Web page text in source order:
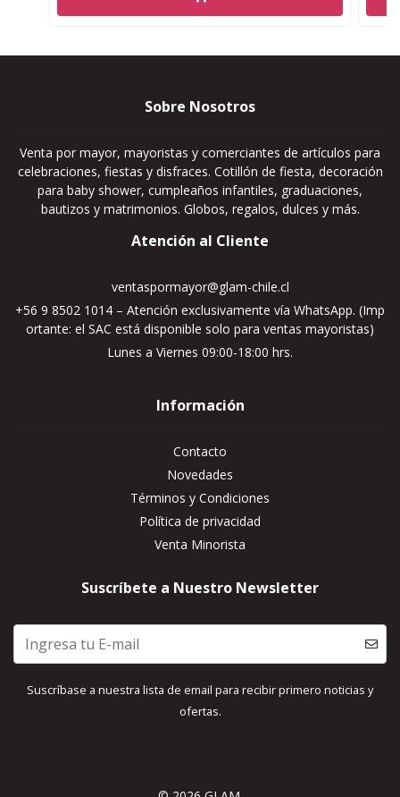
Sobre Nosotros
Venta por mayor, mayoristas y comerciantes de artículos para
celebraciones, fiestas y disfraces. Cotillón de fiesta, decoración
para baby shower, cumpleaños infantiles, graduaciones,
bautizos y matrimonios. Globos, regalos, dulces y más.
Atención al Cliente
ventaspormayor@glam-chile.cl
+56 9 8502 1014 – Atención exclusivamente vía WhatsApp. (Imp
ortante: el SAC está disponible solo para ventas mayoristas)
Lunes a Viernes 09:00-18:00 hrs.
Información
Contacto
Novedades
Términos y Condiciones
Política de privacidad
Venta Minorista
Suscríbete a Nuestro Newsletter
Suscríbase a nuestra lista de email para recibir primero noticias y
ofertas.